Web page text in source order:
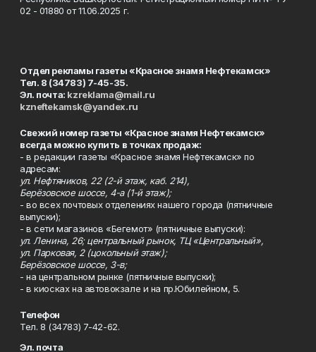
02 - 01880 от 11.06.2025 г.
Отдел рекламы газеты «Красное знамя Нефтекамск»
Тел. 8 (34783) 7-45-35.
Эл. почта: kzreklama@mail.ru
kzneftekamsk@yandex.ru
Свежий номер газеты «Красное знамя Нефтекамск»
всегда можно купить в точках продаж:
- в редакции газеты «Красное знамя Нефтекамск» по
адресам:
ул. Нефтяников, 22 (2-й этаж, каб. 214),
Берёзовское шоссе, 4-а (1-й этаж);
- во всех почтовых отделениях нашего города (пятничные
выпуски);
- в сети магазинов «Бегемот» (пятничные выпуски):
ул. Ленина, 26; центральный рынок, ТЦ «Центральный»,
ул. Парковая, 2 (цокольный этаж);
Берёзовское шоссе, 3-в;
- на центральном рынке (пятничные выпуски);
- в киосках на автовокзале и на пр.Юбилейном, 5.
Телефон
Тел. 8 (34783) 7-42-62.
Эл. почта